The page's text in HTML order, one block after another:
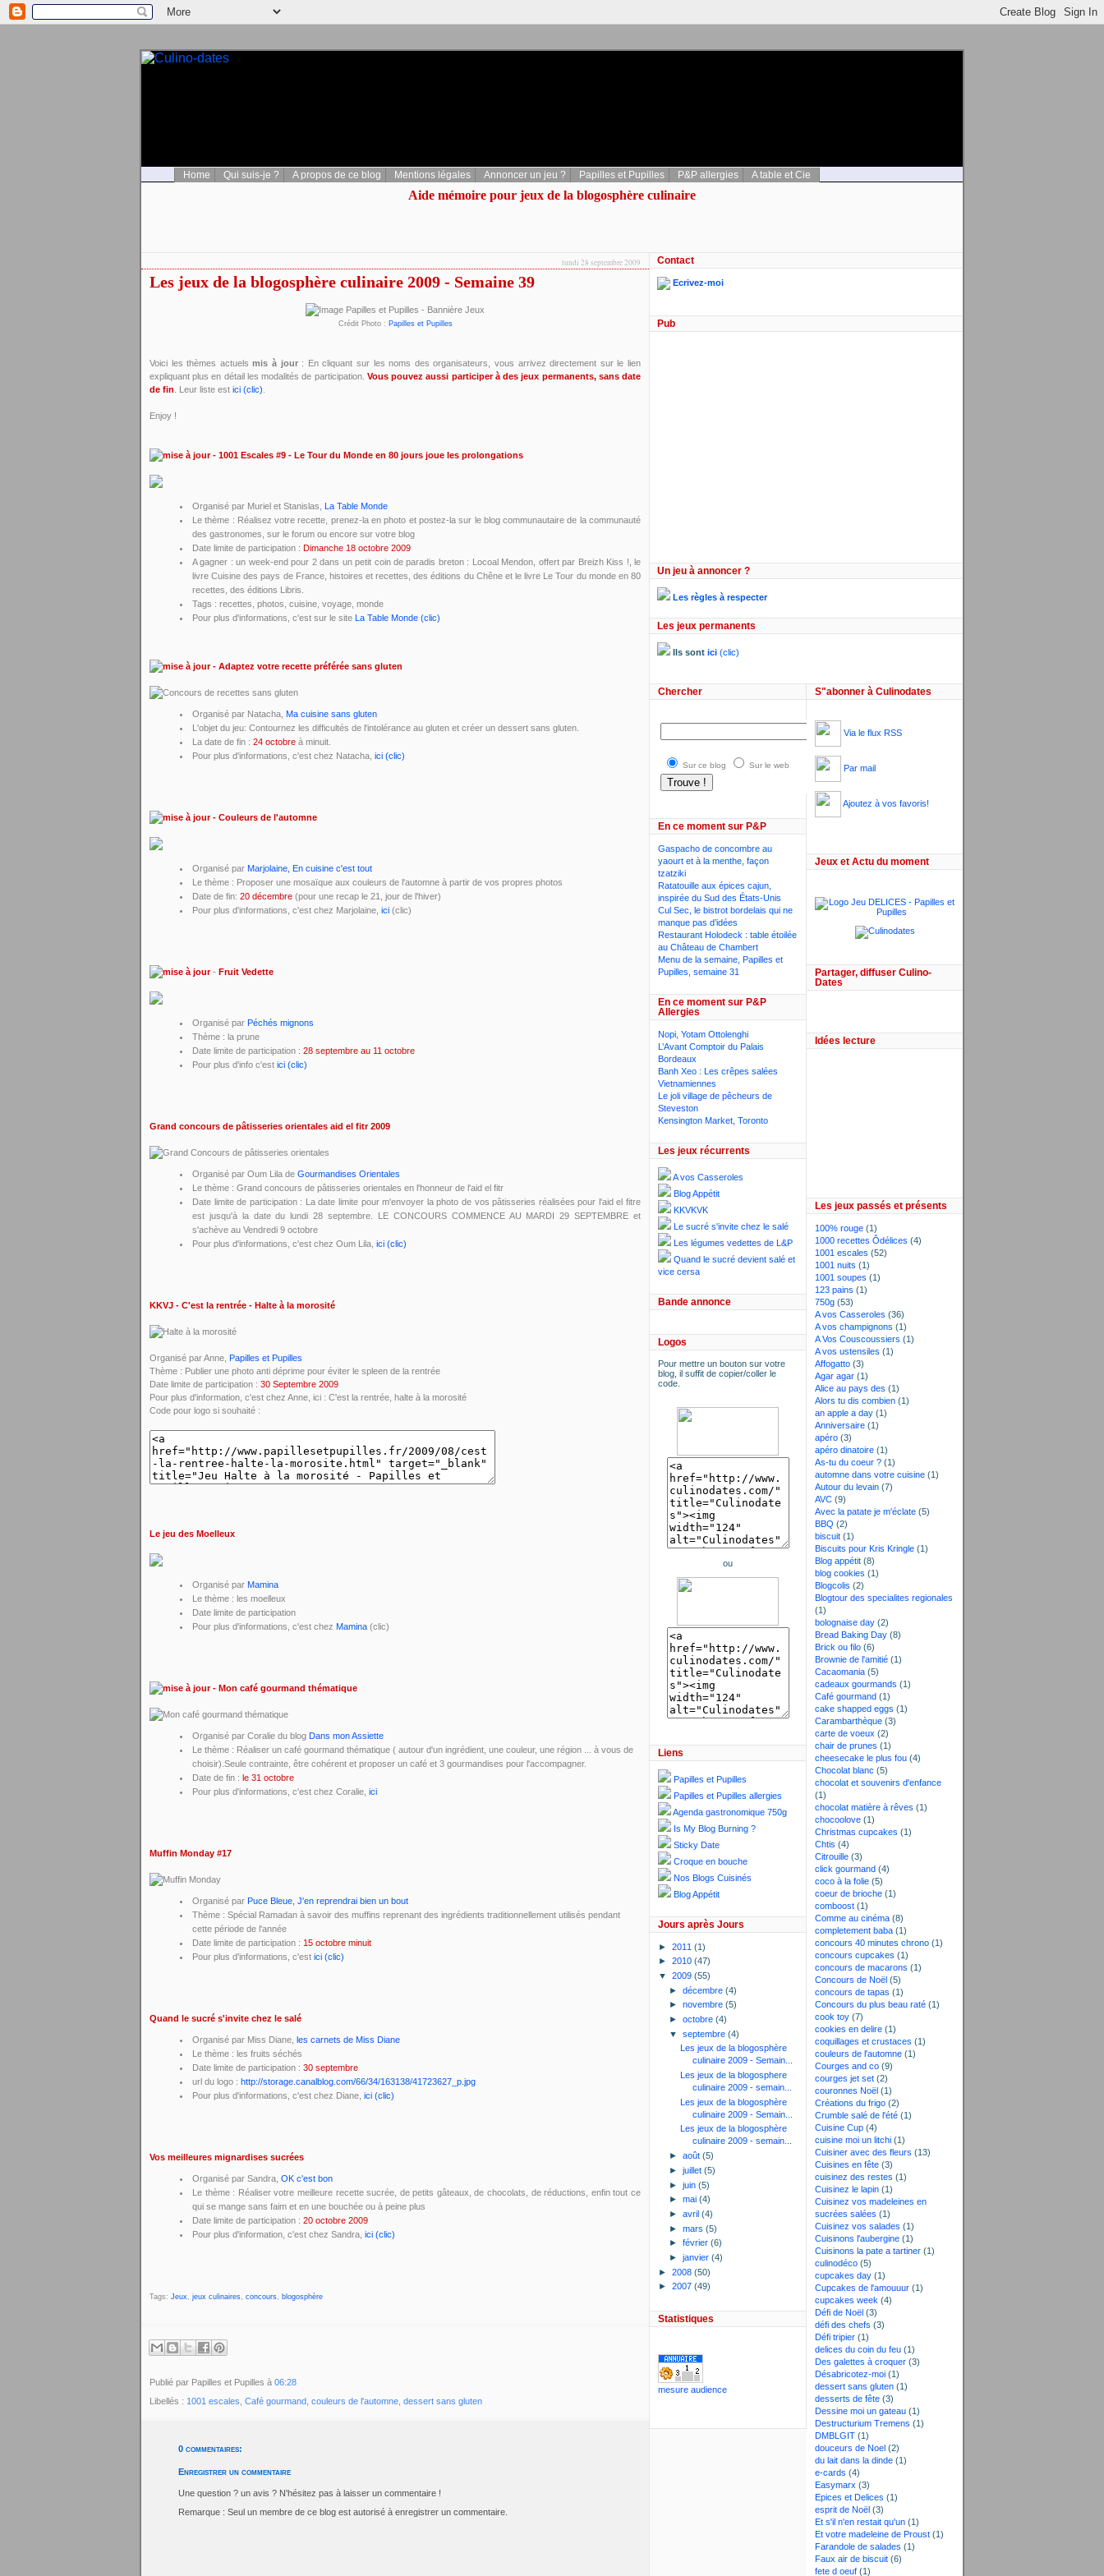
Home Qui suis-je ? A propos de ce blog Mentions légales Annoncer un jeu ? Papilles et Pupilles P&P allergies A table et Cie
Aide mémoire pour jeux de la blogosphère culinaire
lundi 28 septembre 2009
Les jeux de la blogosphère culinaire 2009 - Semaine 39
Crédit Photo : Papilles et Pupilles
Voici les thèmes actuelsmis à jour: En cliquant sur les noms des organisateurs, vous arrivez directement sur le lien
expliquant plus en détail les modalités de participation. Vous pouvez aussi participer à des jeux permanents, sans date
de fin . Leur liste est ici (clic)
Enjoy !
- 1001 Escales #9 - Le Tour du Monde en 80 jours joue les prolongations
Organisé par Muriel et Stanislas, La Table Monde
Le thème : Réalisez votre recette, prenez-la en photo et postez-la sur le blog communautaire de la communauté
des gastronomes, sur le forum ou encore sur votre blog
Date limite de participation : Dimanche 18 octobre 2009
A gagner : un week-end pour 2 dans un petit coin de paradis breton : Locoal Mendon, offert par Breizh Kiss !, le
livre Cuisine des pays de France, histoires et recettes, des éditions du Chêne et le livre Le Tour du monde en 80
recettes, des éditions Libris.
Tags : recettes, photos, cuisine, voyage, monde
Pour plus d'informations, c'est sur le site La Table Monde (clic)
- Adaptez votre recette préférée sans gluten
Organisé par Natacha, Ma cuisine sans gluten
L'objet du jeu: Contournez les difficultés de l'intolérance au gluten et créer un dessert sans gluten.
La date de fin : 24 octobre à minuit.
Pour plus d'informations, c'est chez Natacha, ici (clic)
- Couleurs de l'automne
Organisé par Marjolaine, En cuisine c'est tout
Le thème : Proposer une mosaïque aux couleurs de l'automne à partir de vos propres photos
Date de fin: 20 décembre (pour une recap le 21, jour de l'hiver)
Pour plus d'informations, c'est chez Marjolaine, ici (clic)
- Fruit Vedette
Organisé par Péchés mignons
Thème : la prune
Date limite de participation : 28 septembre au 11 octobre
Pour plus d'info c'est ici (clic)
Grand concours de pâtisseries orientales aid el fitr 2009
Organisé par Oum Lila de Gourmandises Orientales
Le thème : Grand concours de pâtisseries orientales en l'honneur de l'aid el fitr
Date limite de participation : La date limite pour m'envoyer la photo de vos pâtisseries réalisées pour l'aid el fitre
est jusqu'à la date du lundi 28 septembre. LE CONCOURS COMMENCE AU MARDI 29 SEPTEMBRE et
s'achève au Vendredi 9 octobre
Pour plus d'informations, c'est chez Oum Lila, ici (clic)
KKVJ - C'est la rentrée - Halte à la morosité
Organisé par Anne, Papilles et Pupilles
Thème : Publier une photo anti déprime pour éviter le spleen de la rentrée
Date limite de participation : 30 Septembre 2009
Pour plus d'information, c'est chez Anne, ici : C'est la rentrée, halte à la morosité
Code pour logo si souhaité :
Le jeu des Moelleux
Organisé par Mamina
Le thème : les moelleux
Date limite de participation
Pour plus d'informations, c'est chez Mamina (clic)
- Mon café gourmand thématique
Organisé par Coralie du blog Dans mon Assiette
Le thème : Réaliser un café gourmand thématique ( autour d'un ingrédient, une couleur, une région ... à vous de
choisir).Seule contrainte, être cohérent et proposer un café et 3 gourmandises pour l'accompagner.
Date de fin : le 31 octobre
Pour plus d'informations, c'est chez Coralie, ici
Muffin Monday #17
Organisé par Puce Bleue, J'en reprendrai bien un bout
Thème : Spécial Ramadan à savoir des muffins reprenant des ingrédients traditionnellement utilisés pendant
cette période de l'année
Date limite de participation : 15 octobre minuit
Pour plus d'informations, c'est ici (clic)
Quand le sucré s'invite chez le salé
Organisé par Miss Diane, les carnets de Miss Diane
Le thème : les fruits séchés
Date limite de participation : 30 septembre
url du logo : http://storage.canalblog.com/66/34/163138/41723627_p.jpg
Pour plus d'informations, c'est chez Diane, ici (clic)
Vos meilleures mignardises sucrées
Organisé par Sandra, OK c'est bon
Le thème : Réaliser votre meilleure recette sucrée, de petits gâteaux, de chocolats, de réductions, enfin tout ce
qui se mange sans faim et en une bouchée ou à peine plus
Date limite de participation : 20 octobre 2009
Pour plus d'information, c'est chez Sandra, ici (clic)
Tags: Jeux, jeux culinaires, concours, blogosphère
Publié par Papilles et Pupilles à 06:28
Libellés : 1001 escales Café gourmand couleurs de l'automne dessert sans gluten
0 commentaires:
Enregistrer un commentaire
Une question ? un avis ? N'hésitez pas à laisser un commentaire !
Remarque : Seul un membre de ce blog est autorisé à enregistrer un commentaire.
Contact
Ecrivez-moi
Pub
Un jeu à annoncer ?
Les règles à respecter
Les jeux permanents
Ils sont ici (clic)
Chercher
Sur ce blog Sur le web
En ce moment sur P&P
Gaspacho de concombre au
yaourt et à la menthe, façon
tzatziki
Ratatouille aux épices cajun,
inspirée du Sud des États-Unis
Cul Sec, le bistrot bordelais qui ne
manque pas d’idées
Restaurant Holodeck : table étoilée
au Château de Chambert
Menu de la semaine, Papilles et
Pupilles, semaine 31
En ce moment sur P&P
Allergies
Nopi, Yotam Ottolenghi
L’Avant Comptoir du Palais
Bordeaux
Banh Xeo : Les crêpes salées
Vietnamiennes
Le joli village de pêcheurs de
Steveston
Kensington Market, Toronto
Les jeux récurrents
A vos Casseroles
Blog Appétit
KKVKVK
Le sucré s'invite chez le salé
Les légumes vedettes de L&P
Quand le sucré devient salé et
vice cersa
Bande annonce
Logos
Pour mettre un bouton sur votre
blog, il suffit de copier/coller le
code.
ou
Liens
Papilles et Pupilles
Papilles et Pupilles allergies
Agenda gastronomique 750g
Is My Blog Burning ?
Sticky Date
Croque en bouche
Nos Blogs Cuisinés
Blog Appétit
Jours après Jours
► 2011 (1)
► 2010 (47)
▼ 2009 (55)
► décembre (4)
► novembre (5)
► octobre (4)
▼ septembre (4)
Les jeux de la blogosphère
culinaire 2009 - Semain...
Les jeux de la blogosphere
culinaire 2009 - semain...
Les jeux de la blogosphère
culinaire 2009 - Semain...
Les jeux de la blogosphère
culinaire 2009 - semain...
► août (5)
► juillet (5)
► juin (5)
► mai (4)
► avril (4)
► mars (5)
► février (6)
► janvier (4)
► 2008 (50)
► 2007 (49)
Statistiques
mesure audience
S"abonner à Culinodates
Via le flux RSS
Par mail
Ajoutez à vos favoris!
Jeux et Actu du moment
Partager, diffuser Culino-
Dates
Idées lecture
Les jeux passés et présents
100% rouge (1)
1000 recettes Ôdélices (4)
1001 escales (52)
1001 nuits (1)
1001 soupes (1)
123 pains (1)
750g (53)
A vos Casseroles (36)
A vos champignons (1)
A Vos Couscoussiers (1)
A vos ustensiles (1)
Affogatto (3)
Agar agar (1)
Alice au pays des (1)
Alors tu dis combien (1)
an apple a day (1)
Anniversaire (1)
apéro (3)
apéro dinatoire (1)
As-tu du coeur ? (1)
automne dans votre cuisine (1)
Autour du levain (7)
AVC (9)
Avec la patate je m'éclate (5)
BBQ (2)
biscuit (1)
Biscuits pour Kris Kringle (1)
Blog appétit (8)
blog cookies (1)
Blogcolis (2)
Blogtour des specialites regionales
(1)
bolognaise day (2)
Bread Baking Day (8)
Brick ou filo (6)
Brownie de l'amitié (1)
Cacaomania (5)
cadeaux gourmands (1)
Café gourmand (1)
cake shapped eggs (1)
Carambarthèque (3)
carte de voeux (2)
chair de prunes (1)
cheesecake le plus fou (4)
Chocolat blanc (5)
chocolat et souvenirs d'enfance
(1)
chocolat matière à rêves (1)
chocoolove (1)
Christmas cupcakes (1)
Chtis (4)
Citrouille (3)
click gourmand (4)
coco à la folie (5)
coeur de brioche (1)
comboost (1)
Comme au cinéma (8)
completement baba (1)
concours 40 minutes chrono (1)
concours cupcakes (1)
concours de macarons (1)
Concours de Noël (5)
concours de tapas (1)
Concours du plus beau raté (1)
cook toy (7)
cookies en delire (1)
coquillages et crustaces (1)
couleurs de l'automne (1)
Courges and co (9)
courges jet set (2)
couronnes Noël (1)
Créations du frigo (2)
Crumble salé de l'été (1)
Cuisine Cup (4)
cuisine moi un litchi (1)
Cuisiner avec des fleurs (13)
Cuisines en fête (3)
cuisinez des restes (1)
Cuisinez le lapin (1)
Cuisinez vos madeleines en
sucrées salées (1)
Cuisinez vos salades (1)
Cuisinons l'aubergine (1)
Cuisinons la pate a tartiner (1)
culinodéco (5)
cupcakes day (1)
Cupcakes de l'amouuur (1)
cupcakes week (4)
Défi de Noël (3)
défi des chefs (3)
Défi tripier (1)
delices du coin du feu (1)
Des galettes à croquer (3)
Désabricotez-moi (1)
dessert sans gluten (1)
desserts de fête (3)
Dessine moi un gateau (1)
Destructurium Tremens (1)
DMBLGIT (1)
douceurs de Noel (2)
du lait dans la dinde (1)
e-cards (4)
Easymarx (3)
Epices et Delices (1)
esprit de Noël (3)
Et s'il n'en restait qu'un (1)
Et votre madeleine de Proust (1)
Farandole de salades (1)
Faux air de biscuit (6)
fete d oeuf (1)